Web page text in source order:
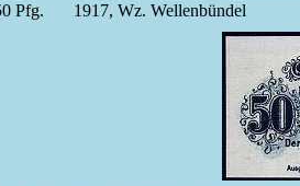
Pfg. 1917, Wz. Wellenbündel